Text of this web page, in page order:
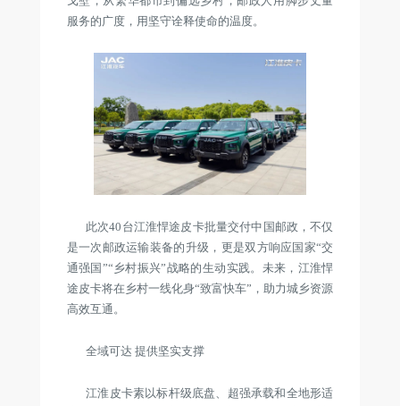
服务的广度，用坚守诠释使命的温度。
此次40台江淮悍途皮卡批量交付中国邮政，不仅
是一次邮政运输装备的升级，更是双方响应国家“交
通强国”“乡村振兴”战略的生动实践。未来，江淮悍
途皮卡将在乡村一线化身“致富快车”，助力城乡资源
高效互通。
全域可达 提供坚实支撑
江淮皮卡素以标杆级底盘、超强承载和全地形适